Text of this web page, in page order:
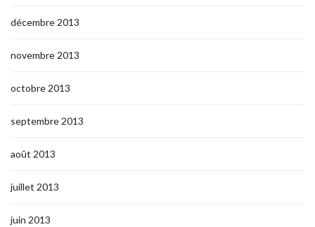
décembre 2013
novembre 2013
octobre 2013
septembre 2013
août 2013
juillet 2013
juin 2013